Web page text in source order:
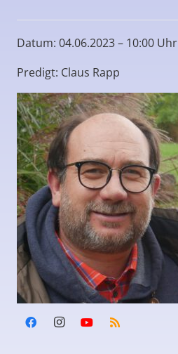
Datum: 04.06.2023 – 10:00 Uhr
Predigt: Claus Rapp